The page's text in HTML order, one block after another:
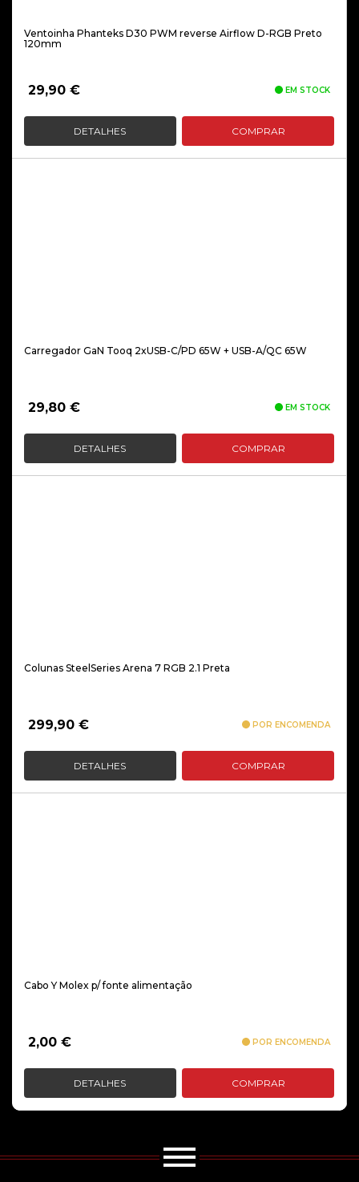
Ventoinha Phanteks D30 PWM reverse Airflow D-RGB Preto
120mm
29,90 € EM STOCK
DETALHES COMPRAR
Carregador GaN Tooq 2xUSB-C/PD 65W + USB-A/QC 65W
29,80 € EM STOCK
DETALHES COMPRAR
Colunas SteelSeries Arena 7 RGB 2.1 Preta
299,90 € POR ENCOMENDA
DETALHES COMPRAR
Cabo Y Molex p/ fonte alimentação
2,00 € POR ENCOMENDA
DETALHES COMPRAR